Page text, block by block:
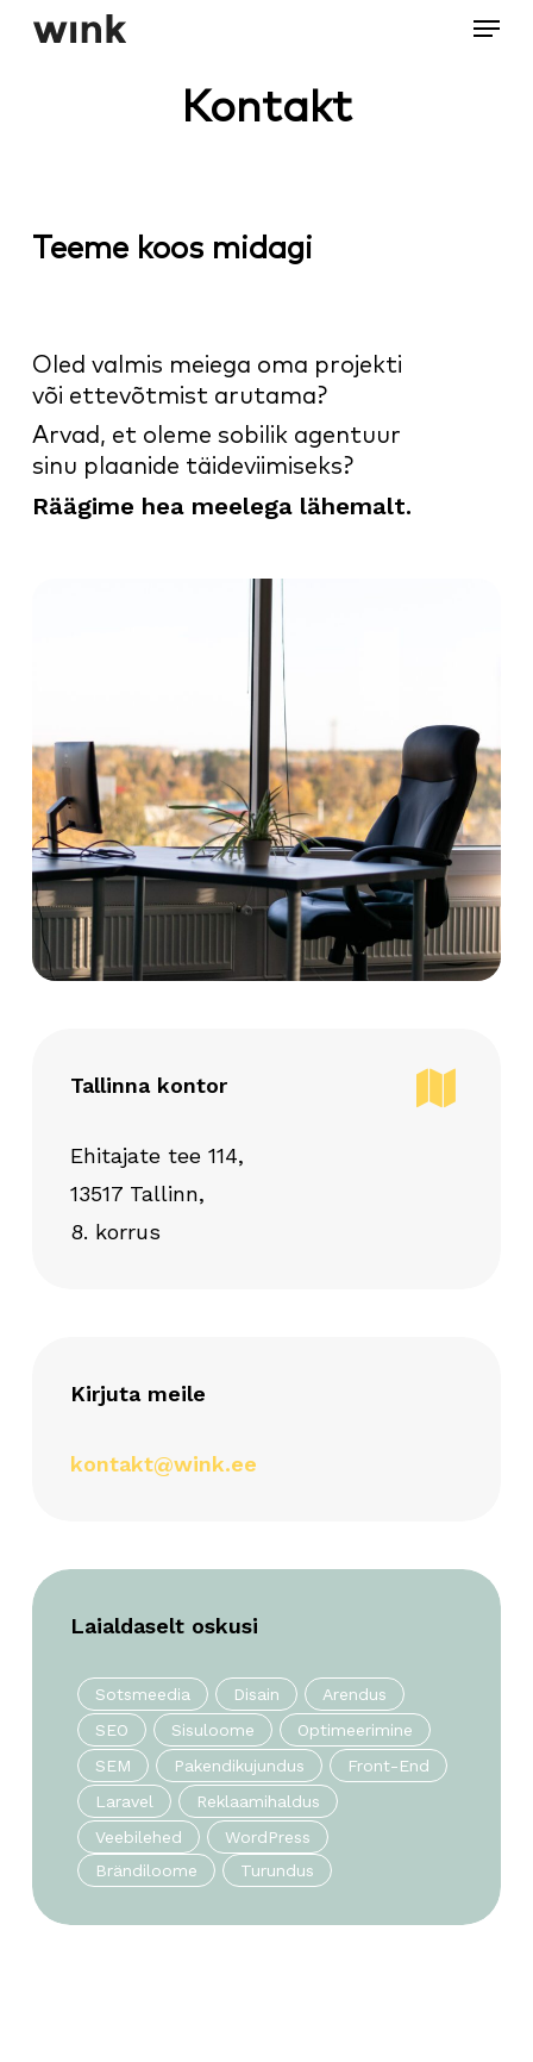
Skip
Menu
Kontakt
Teeme koos midagi
Oled valmis meiega oma projekti
või ettevõtmist arutama?
Arvad, et oleme sobilik agentuur
sinu plaanide täideviimiseks?
Räägime hea meelega lähemalt.
Tallinna kontor
Ehitajate tee 114,
13517 Tallinn,
8. korrus
Kirjuta meile
kontakt@wink.ee
Laialdaselt oskusi
Sotsmeedia Disain
Arendus
SEO
Sisuloome
Optimeerimine
SEM
Pakendikujundus
Front-End
Laravel
Reklaamihaldus
Veebilehed
WordPress
Brändiloome
Turundus